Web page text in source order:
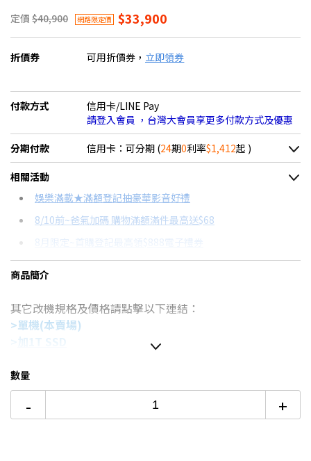
定價 $40,900 網路限定價 $33,900
折價券 可用折價券， 立即領券
付款方式
信用卡/LINE Pay
請登入會員 ，台灣大會員享更多付款方式及優惠
分期付款 信用卡：可分期 (24期0利率$1,412起 )
＊實際可分期數、適用利率，請以購物車顯示為主
信用卡分期
分期數
6期 0利率
12期 0利率
18期 0利率
6期
12期
每期金額
$2,825
$6,045
$3,022
配合銀行/業者
18家銀行/業者
18家銀行/業者
相關活動
娛樂滿載★滿額登記抽豪華影音好禮
8/10前~爸氣加碼 購物滿額滿件最高送$68
8月限定~首購登記最高領$888電子禮券
8/15前~指定購物滿額最高回饋25%
更多信用卡分期0利率滿額享回饋
AI PC是什麼？→點我看達人教你買
特仕版筆電推薦→點我看達人教你買
商品簡介
其它改機規格及價格請點擊以下連結：
>單機(本賣場)
加1T SSD
規格說明：
處理器：Intel Ultra 7-155U
顯示晶片：Intel Graphics
記憶體：32GB LPDDR5(不可擴充)
數量
- +